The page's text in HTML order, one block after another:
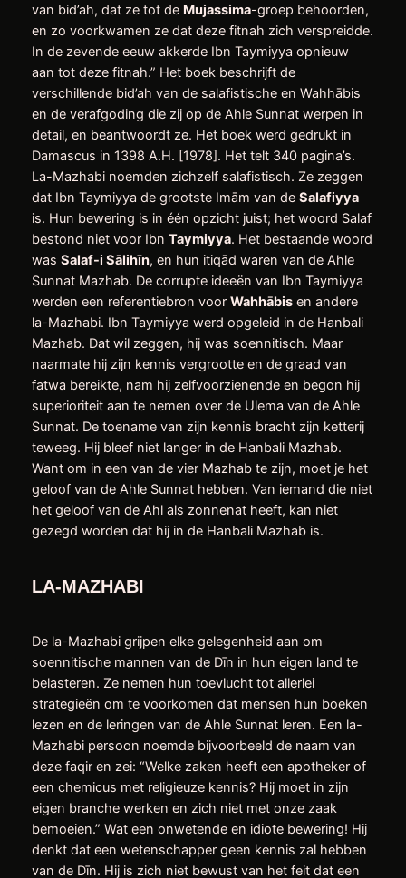
van bid’ah, dat ze tot de Mujassima-groep behoorden,
en zo voorkwamen ze dat deze fitnah zich verspreidde.
In de zevende eeuw akkerde Ibn Taymiyya opnieuw
aan tot deze fitnah.” Het boek beschrijft de
verschillende bid’ah van de salafistische en Wahhābis
en de verafgoding die zij op de Ahle Sunnat werpen in
detail, en beantwoordt ze. Het boek werd gedrukt in
Damascus in 1398 A.H. [1978]. Het telt 340 pagina’s.
La-Mazhabi noemden zichzelf salafistisch. Ze zeggen
dat Ibn Taymiyya de grootste Imām van de Salafiyya
is. Hun bewering is in één opzicht juist; het woord Salaf
bestond niet voor Ibn Taymiyya. Het bestaande woord
was Salaf-i Sālihīn, en hun itiqād waren van de Ahle
Sunnat Mazhab. De corrupte ideeën van Ibn Taymiyya
werden een referentiebron voor Wahhābisen andere
la-Mazhabi. Ibn Taymiyya werd opgeleid in de Hanbali
Mazhab. Dat wil zeggen, hij was soennitisch. Maar
naarmate hij zijn kennis vergrootte en de graad van
fatwa bereikte, nam hij zelfvoorzienende en begon hij
superioriteit aan te nemen over de Ulema van de Ahle
Sunnat. De toename van zijn kennis bracht zijn ketterij
teweeg. Hij bleef niet langer in de Hanbali Mazhab.
Want om in een van de vier Mazhab te zijn, moet je het
geloof van de Ahle Sunnat hebben. Van iemand die niet
het geloof van de Ahl als zonnenat heeft, kan niet
gezegd worden dat hij in de Hanbali Mazhab is.
LA-MAZHABI
De la-Mazhabi grijpen elke gelegenheid aan om
soennitische mannen van de Dīn in hun eigen land te
belasteren. Ze nemen hun toevlucht tot allerlei
strategieën om te voorkomen dat mensen hun boeken
lezen en de leringen van de Ahle Sunnat leren. Een la-
Mazhabi persoon noemde bijvoorbeeld de naam van
deze faqir en zei: “Welke zaken heeft een apotheker of
een chemicus met religieuze kennis? Hij moet in zijn
eigen branche werken en zich niet met onze zaak
bemoeien.” Wat een onwetende en idiote bewering! Hij
denkt dat een wetenschapper geen kennis zal hebben
van de Dīn. Hij is zich niet bewust van het feit dat een